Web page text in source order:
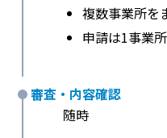
複数事業所を
申請は1事業
審査・内容確認
随時